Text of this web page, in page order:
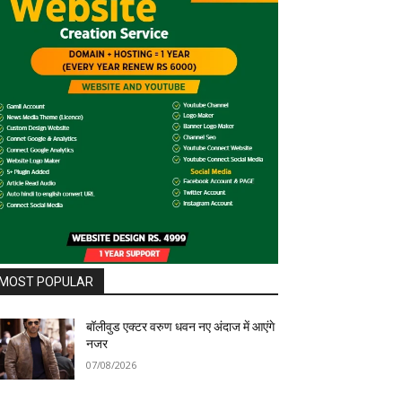
POPULAR
बॉलीवुड एक्टर वरुण धवन नए अंदाज में आएंगे
नजर
07/08/2026